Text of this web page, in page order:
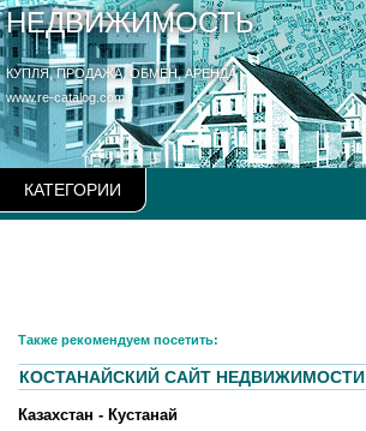
НЕДВИЖИМОСТЬ
КУПЛЯ, ПРОДАЖА, ОБМЕН, АРЕНДА
www.re-catalog.com
КАТЕГОРИИ
Также рекомендуем посетить:
КОСТАНАЙСКИЙ САЙТ НЕДВИЖИМОСТИ
Казахстан - Кустанай